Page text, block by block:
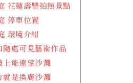
花蓮壽豐拍照景點
停車位置
環境介紹
隨處可見藝術作品
上能遼望沙灘
就是換膚沙灘